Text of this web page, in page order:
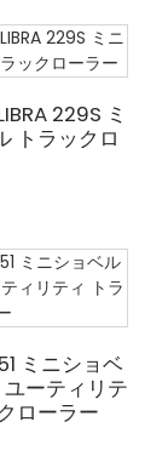
229S ミ
トラックロ
ミニショベ
ーティリテ
ローラー